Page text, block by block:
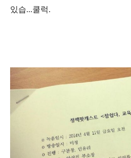
있습...쿨럭.